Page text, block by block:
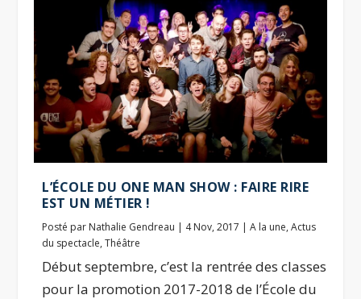
L’ÉCOLE DU ONE MAN SHOW : FAIRE RIRE
EST UN MÉTIER !
Posté par Nathalie Gendreau | 4 Nov, 2017 |A la une,Actus
du spectacle,Théâtre
Début septembre, c’est la rentrée des classes
pour la promotion 2017-2018 de l’École du